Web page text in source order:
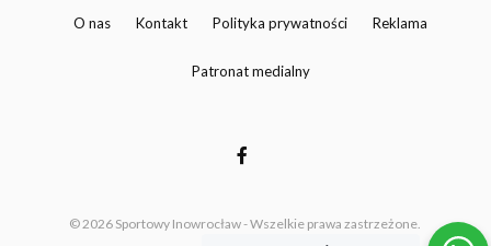
O nas Kontakt Polityka prywatności Reklama
Patronat medialny
© 2026 Sportowy Inowrocław - Wszelkie prawa zastrzeżone.